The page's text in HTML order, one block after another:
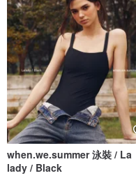
when.we.summer 泳裝 / La
lady / Black